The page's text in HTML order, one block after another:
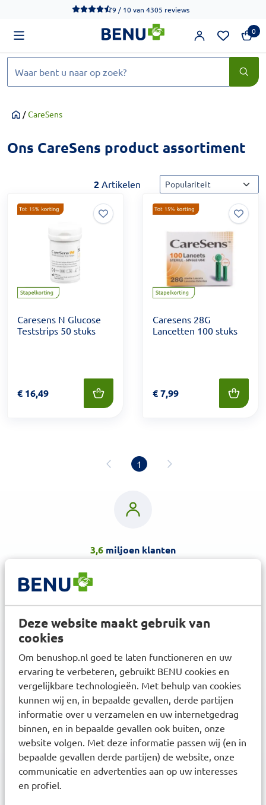
Deze website maakt gebruik van
cookies
Om benushop.nl goed te laten functioneren en uw
ervaring te verbeteren, gebruikt BENU cookies en
vergelijkbare technologieën. Met behulp van cookies
kunnen wij en, in bepaalde gevallen, derde partijen
informatie over u verzamelen en uw internetgedrag
binnen, en in bepaalde gevallen ook buiten, onze
website volgen. Met deze informatie passen wij (en in
bepaalde gevallen derde partijen) de website, onze
communicatie en advertenties aan op uw interesses
en profiel.
We werken momenteel hard aan het verbeteren van de
9 / 10van 4305 reviews
0
Home
/ CareSens
Ons CareSens product assortiment
2 Artikelen Sorteermethode
Caresens N Glucose
Teststrips 50 stuks
Prijs: € 16,49
€ 16,49
Caresens 28G
Lancetten 100 stuks
Prijs: € 7,99
€7,99
1
3,6miljoen klanten
Klanten waarderen ons met een8.6
Nieuwsbrief
Ontvang zorgadvies en onze laatste actiesInschrijven
Inschrijven
Inschrijven